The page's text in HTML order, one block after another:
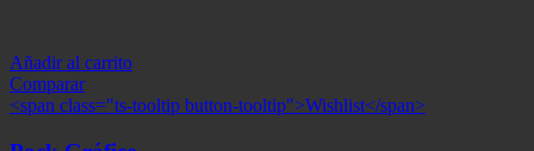
Añadir al carrito
Comparar
<span class="ts-tooltip button-tooltip">Wishlist</span>